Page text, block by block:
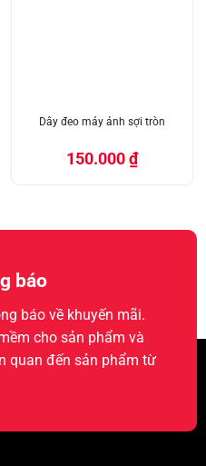
Dây đeo máy ảnh sợi tròn
150.000₫
báo
báo về khuyến mãi.
cho sản phẩm và
quan đến sản phẩm từ